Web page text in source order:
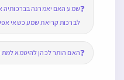
❓שמע האם יאמרנה בברכותיה
לברכות קריאת שמע כשאי
❓האם הותר לכהן להיטמא